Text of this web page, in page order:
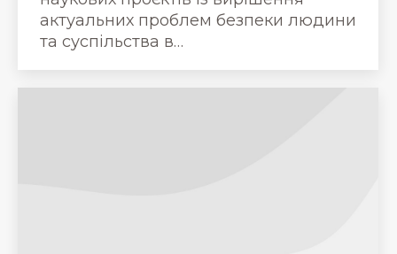
актуальних проблем безпеки людини
та суспільства в…